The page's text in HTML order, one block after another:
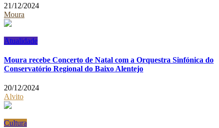
21/12/2024
Moura
Atualidade
Moura recebe Concerto de Natal com a Orquestra Sinfónica do
Conservatório Regional do Baixo Alentejo
20/12/2024
Alvito
Cultura